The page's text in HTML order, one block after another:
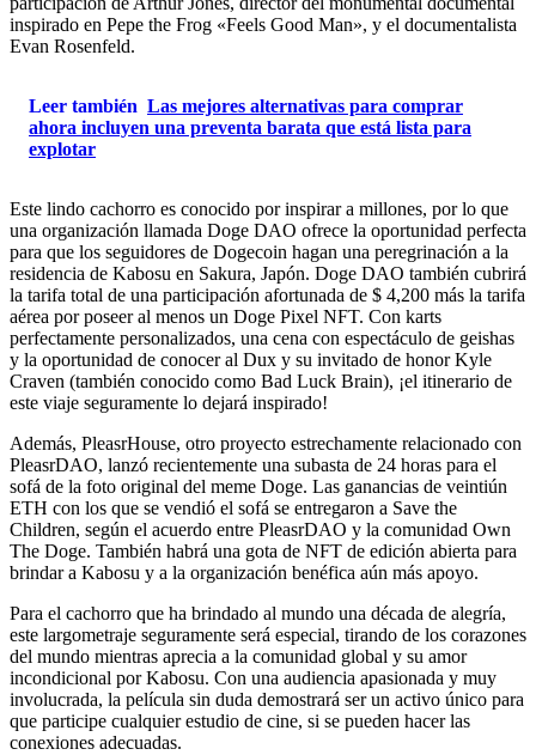
inspirado en Pepe the Frog «Feels Good Man», y el documentalista
Evan Rosenfeld.
Leer también Las mejores alternativas para comprar
ahora incluyen una preventa barata que está lista para
explotar
Este lindo cachorro es conocido por inspirar a millones, por lo que
una organización llamada Doge DAO ofrece la oportunidad perfecta
para que los seguidores de Dogecoin hagan una peregrinación a la
residencia de Kabosu en Sakura, Japón. Doge DAO también cubrirá
la tarifa total de una participación afortunada de $ 4,200 más la tarifa
aérea por poseer al menos un Doge Pixel NFT. Con karts
perfectamente personalizados, una cena con espectáculo de geishas
y la oportunidad de conocer al Dux y su invitado de honor Kyle
Craven (también conocido como Bad Luck Brain), ¡el itinerario de
este viaje seguramente lo dejará inspirado!
Además, PleasrHouse, otro proyecto estrechamente relacionado con
PleasrDAO, lanzó recientemente una subasta de 24 horas para el
sofá de la foto original del meme Doge. Las ganancias de veintiún
ETH con los que se vendió el sofá se entregaron a Save the
Children, según el acuerdo entre PleasrDAO y la comunidad Own
The Doge. También habrá una gota de NFT de edición abierta para
brindar a Kabosu y a la organización benéfica aún más apoyo.
Para el cachorro que ha brindado al mundo una década de alegría,
este largometraje seguramente será especial, tirando de los corazones
del mundo mientras aprecia a la comunidad global y su amor
incondicional por Kabosu. Con una audiencia apasionada y muy
involucrada, la película sin duda demostrará ser un activo único para
que participe cualquier estudio de cine, si se pueden hacer las
conexiones adecuadas.